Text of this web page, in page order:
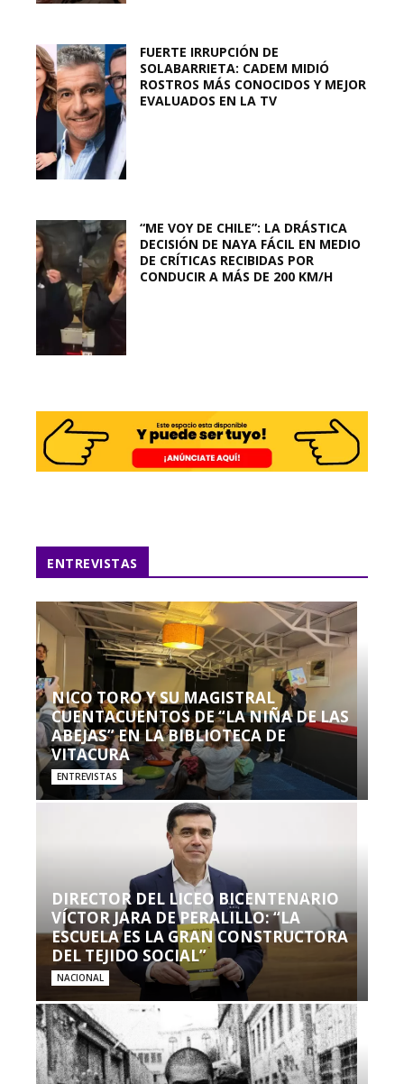
FUERTE IRRUPCIÓN DE
SOLABARRIETA: CADEM MIDIÓ
ROSTROS MÁS CONOCIDOS Y MEJOR
EVALUADOS EN LA TV
“ME VOY DE CHILE”: LA DRÁSTICA
DECISIÓN DE NAYA FÁCIL EN MEDIO
DE CRÍTICAS RECIBIDAS POR
CONDUCIR A MÁS DE 200 KM/H
ENTREVISTAS
NICO TORO Y SU MAGISTRAL
CUENTACUENTOS DE “LA NIÑA DE LAS
ABEJAS” EN LA BIBLIOTECA DE
VITACURA
ENTREVISTAS
DIRECTOR DEL LICEO BICENTENARIO
VÍCTOR JARA DE PERALILLO: “LA
ESCUELA ES LA GRAN CONSTRUCTORA
DEL TEJIDO SOCIAL”
NACIONAL